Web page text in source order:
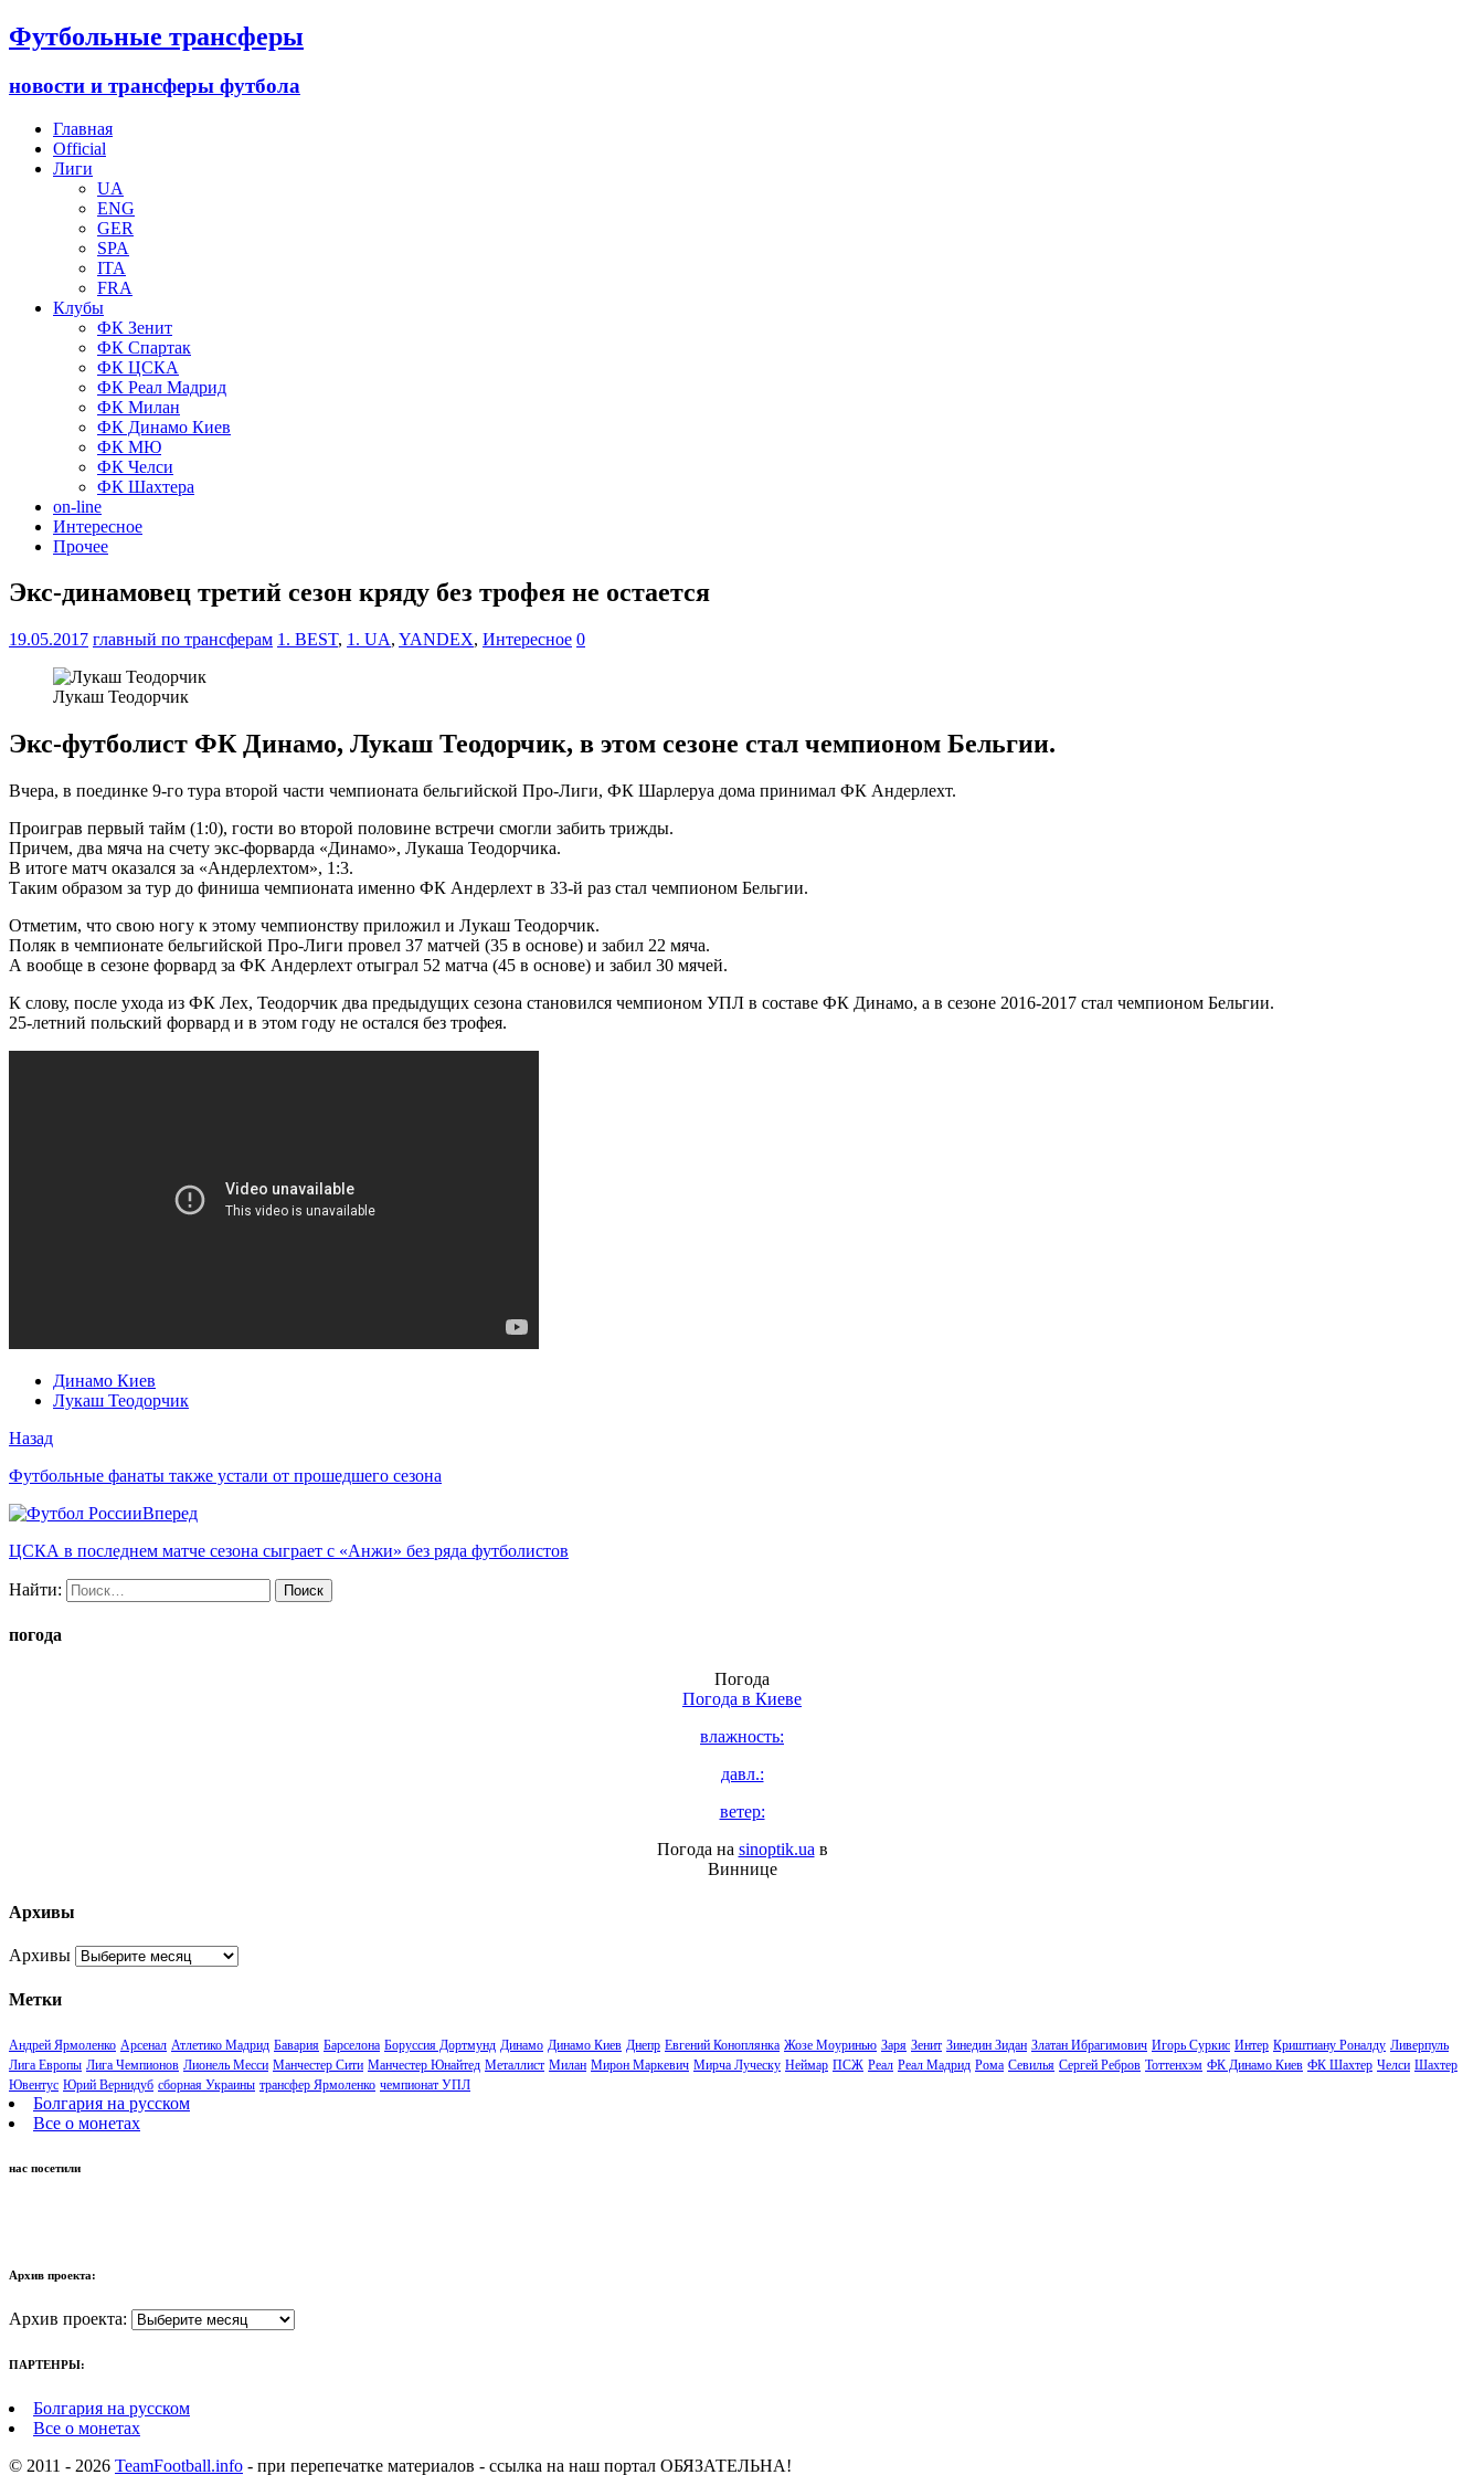
Футбольные трансферы
новости и трансферы футбола
Главная
Official
Лиги
UA
ENG
GER
SPA
ITA
FRA
Клубы
ФК Зенит
ФК Спартак
ФК ЦСКА
ФК Реал Мадрид
ФК Милан
ФК Динамо Киев
ФК МЮ
ФК Челси
ФК Шахтера
on-line
Интересное
Прочее
Экс-динамовец третий сезон кряду без трофея не остается
19.05.2017 главный по трансферам 1. BEST, 1. UA, YANDEX, Интересное 0
Лукаш Теодорчик
Экс-футболист ФК Динамо, Лукаш Теодорчик, в этом сезоне стал чемпионом Бельгии.
Вчера, в поединке 9-го тура второй части чемпионата бельгийской Про-Лиги, ФК Шарлеруа дома принимал ФК Андерлехт.
Проиграв первый тайм (1:0), гости во второй половине встречи смогли забить трижды.
Причем, два мяча на счету экс-форварда «Динамо», Лукаша Теодорчика.
В итоге матч оказался за «Андерлехтом», 1:3.
Таким образом за тур до финиша чемпионата именно ФК Андерлехт в 33-й раз стал чемпионом Бельгии.
Отметим, что свою ногу к этому чемпионству приложил и Лукаш Теодорчик.
Поляк в чемпионате бельгийской Про-Лиги провел 37 матчей (35 в основе) и забил 22 мяча.
А вообще в сезоне форвард за ФК Андерлехт отыграл 52 матча (45 в основе) и забил 30 мячей.
К слову, после ухода из ФК Лех, Теодорчик два предыдущих сезона становился чемпионом УПЛ в составе ФК Динамо, а в сезоне 2016-2017 стал чемпионом Бельгии.
25-летний польский форвард и в этом году не остался без трофея.
Динамо Киев
Лукаш Теодорчик
Назад
Футбольные фанаты также устали от прошедшего сезона
Вперед
ЦСКА в последнем матче сезона сыграет с «Анжи» без ряда футболистов
Найти:
погода
Погода
Погода в Киеве
влажность:
давл.:
ветер:
Погода на sinoptik.ua в
Виннице
Архивы
Архивы
Метки
Андрей Ярмоленко Арсенал Атлетико Мадрид Бавария Барселона Боруссия Дортмунд Динамо Динамо Киев Днепр Евгений Коноплянка Жозе Моуринью Заря Зенит Зинедин Зидан Златан Ибрагимович Игорь Суркис Интер Криштиану Роналду Ливерпуль
Лига Европы Лига Чемпионов Лионель Месси Манчестер Сити Манчестер Юнайтед Металлист Милан Мирон Маркевич Мирча Луческу Неймар ПСЖ Реал Реал Мадрид Рома Севилья Сергей Ребров Тоттенхэм ФК Динамо Киев ФК Шахтер Челси Шахтер
Ювентус Юрий Вернидуб сборная Украины трансфер Ярмоленко чемпионат УПЛ
Болгария на русском
Все о монетах
нас посетили
Архив проекта:
Архив проекта:
ПАРТЕНРЫ:
Болгария на русском
Все о монетах
© 2011 - 2026 TeamFootball.info - при перепечатке материалов - ссылка на наш портал ОБЯЗАТЕЛЬНА!